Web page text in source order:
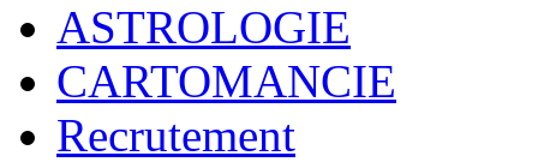
ASTROLOGIE
CARTOMANCIE
Recrutement